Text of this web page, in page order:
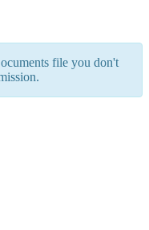
file you don't